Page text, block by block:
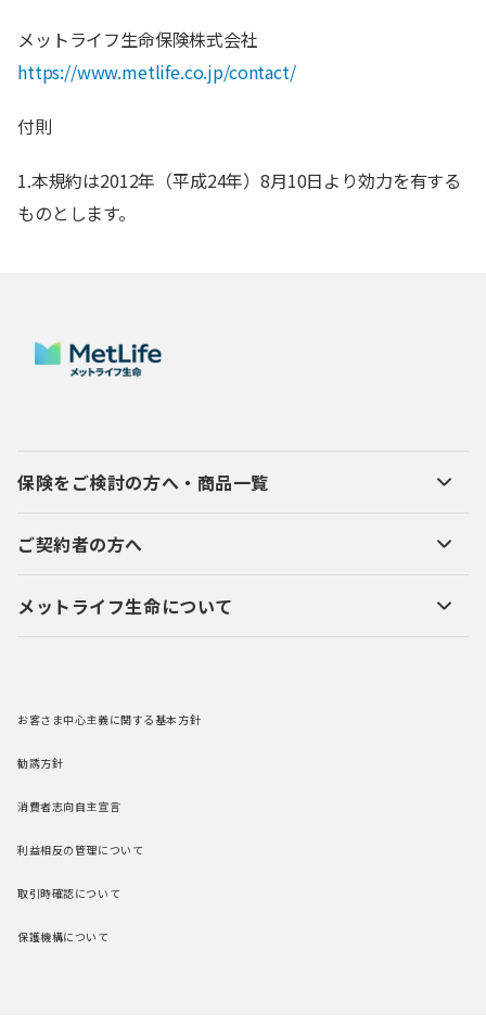
メットライフ生命保険株式会社
https://www.metlife.co.jp/contact/
付則
1.本規約は2012年（平成24年）8月10日より効力を有する
ものとします。
保険をご検討の方へ・商品一覧
ご契約者の方へ
メットライフ生命について
お客さま中心主義に関する基本方針
勧誘方針
消費者志向自主宣言
利益相反の管理について
取引時確認について
保護機構について